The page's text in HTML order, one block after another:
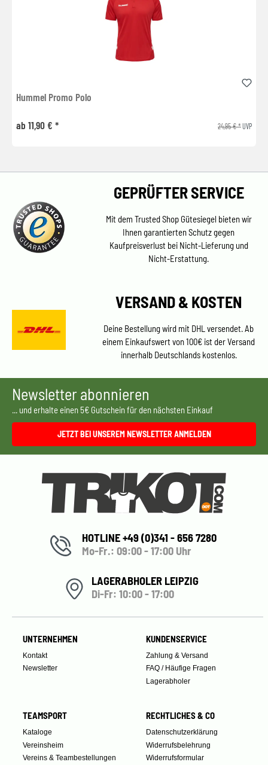
Hummel Promo Polo
ab 11,90 € * 24,95 € *UVP
GEPRÜFTER SERVICE
Mit dem Trusted Shop Gütesiegel bieten wir
Ihnen garantierten Schutz gegen
Kaufpreisverlust bei Nicht-Lieferung und
Nicht-Erstattung.
VERSAND & KOSTEN
Deine Bestellung wird mit DHL versendet. Ab
einem Einkaufswert von 100€ ist der Versand
innerhalb Deutschlands kostenlos.
Newsletter abonnieren
... und erhalte einen 5€ Gutschein für den nächsten Einkauf
JETZT BEI UNSEREM NEWSLETTER ANMELDEN
HOTLINE +49 (0)341 - 656 7280
Mo-Fr.: 09:00 - 17:00 Uhr
LAGERABHOLER LEIPZIG
Di-Fr: 10:00 - 17:00
UNTERNEHMEN
Kontakt
Newsletter
KUNDENSERVICE
Zahlung & Versand
FAQ / Häufige Fragen
Lagerabholer
TEAMSPORT
Kataloge
Vereinsheim
Vereins & Teambestellungen
RECHTLICHES & CO
Datenschutzerklärung
Widerrufsbelehrung
Widerrufsformular